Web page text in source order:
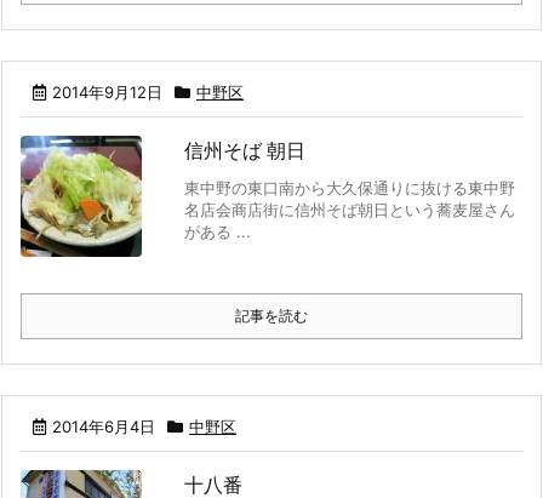
2014年9月12日 中野区
信州そば 朝日
東中野の東口南から大久保通りに抜ける東中野
名店会商店街に信州そば朝日という蕎麦屋さん
がある ...
記事を読む
2014年6月4日 中野区
十八番